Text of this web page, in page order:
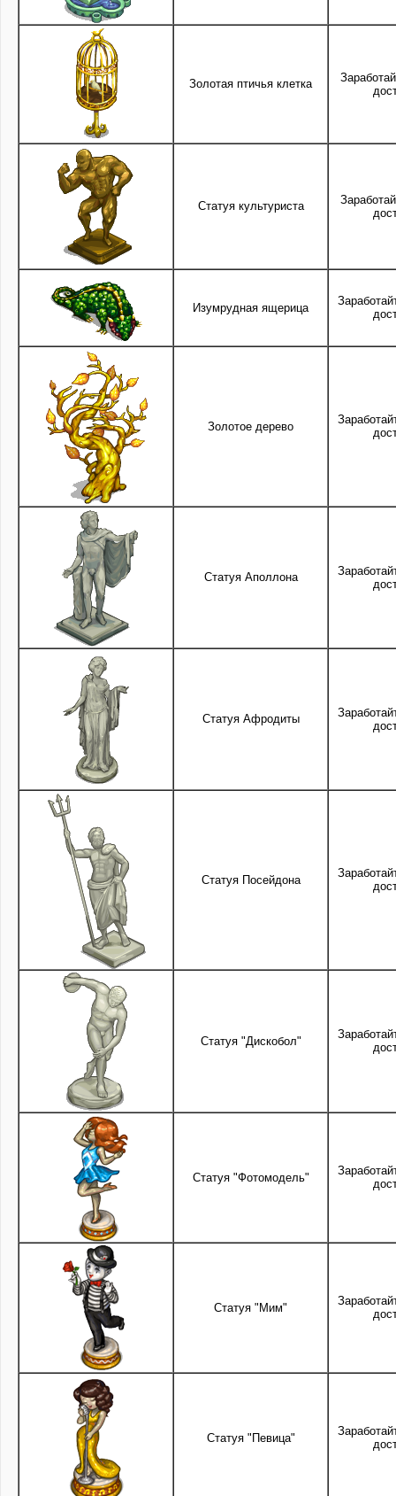
Золотая птичья клетка
Статуя культуриста
Изумрудная ящерица
Золотое дерево
Статуя Аполлона
Статуя Афродиты
Статуя Посейдона
Статуя "Дискобол"
Статуя "Фотомодель"
Статуя "Мим"
Статуя "Певица"